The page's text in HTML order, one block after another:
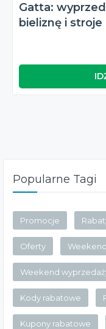
Gatta:
bieliznę i
Popularne Tagi
Promocje
Oferty
Weekend
Kody rabatowe
Kupony rabatowe